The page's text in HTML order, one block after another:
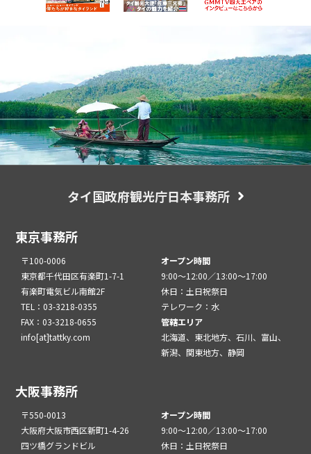
タイ国政府観光庁日本事務所
東京事務所
〒100-0006
東京都千代田区有楽町1-7-1
有楽町電気ビル南館2F
TEL：03-3218-0355
FAX：03-3218-0655
info[at]tattky.com
オープン時間
9:00～12:00／13:00～17:00
休日：土日祝祭日
テレワーク：水
管轄エリア
北海道、東北地方、石川、富山、
新潟、関東地方、静岡
大阪事務所
〒550-0013
大阪府大阪市西区新町1-4-26
四ツ橋グランドビル
オープン時間
9:00～12:00／13:00～17:00
休日：土日祝祭日